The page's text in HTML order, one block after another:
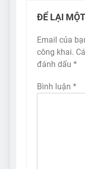
ĐỂ LẠI
Email của
công khai.
đánh dấu *
Bình luận *